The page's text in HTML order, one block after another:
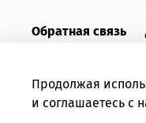
Обратная связь
Интернет-магазин
Продолжая
и соглашаетесь с